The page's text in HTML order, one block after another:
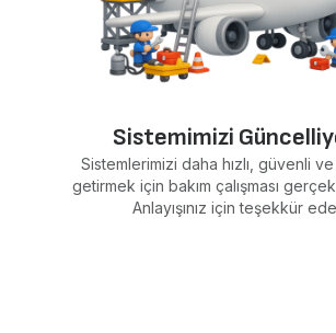
Sistemimizi
Sistemlerimizi daha hızlı, güvenli
getirmek için bakım çalışması
Anlayışınız için teşekkür